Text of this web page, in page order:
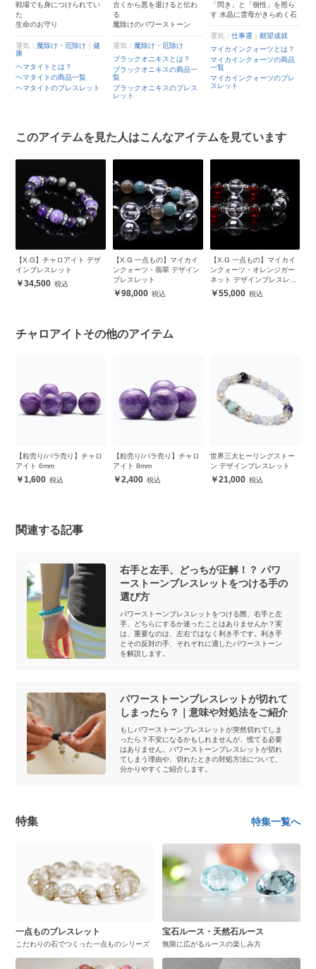
戦場でも身につけられてい
た
生命のお守り
運気： 魔除け・厄除け ｜健
康
ヘマタイトとは？
ヘマタイトの商品一覧
ヘマタイトのブレスレット
古くから悪を退けると伝わ
る
魔除けのパワーストーン
運気： 魔除け・厄除け
ブラックオニキスとは？
ブラックオニキスの商品一
覧
ブラックオニキスのブレス
レット
「閃き」と「個性」を照ら
す 水晶に雲母がきらめく石
運気： 仕事運
願望成就
マイカインクォーツとは？
マイカインクォーツの商品
一覧
マイカインクォーツのブレ
スレット
このアイテムを見た人はこんなアイテムを見ています
【X.G】チャロアイト デザ
インブレスレット
34,500
【X.G 一点もの】マイカイ
ンクォーツ・翡翠 デザイン
ブレスレット
98,000
【X.G 一点もの】マイカイ
ンクォーツ・オレンジガー
ネット デザインブレスレッ
ト 55,000
チャロアイトその他のアイテム
【粒売り/バラ売り】チャロ
アイト 6mm
1,600
【粒売り/バラ売り】チャロ
アイト 8mm
2,400
世界三大ヒーリングストー
ン デザインブレスレット
21,000
関連する記事
右手と左手、どっちが正解！？ パワ
ーストーンブレスレットをつける手の
選び方
パワーストーンブレスレットをつける際、右手と左
手、どちらにするか迷ったことはありませんか？実
は、重要なのは、左右ではなく利き手です。利き手
とその反対の手、それぞれに適したパワーストーン
を解説します。
パワーストーンブレスレットが切れて
しまったら？｜意味や対処法をご紹介
もしパワーストーンブレスレットが突然切れてしま
ったら？不安になるかもしれませんが、慌てる必要
はありません。パワーストーンブレスレットが切れ
てしまう理由や、切れたときの対処方法について、
分かりやすくご紹介します。
特集 特集一覧へ
一点ものブレスレット
こだわりの石でつくった一点ものシリーズ
宝石ルース・天然石ルース
無限に広がるルースの楽しみ方